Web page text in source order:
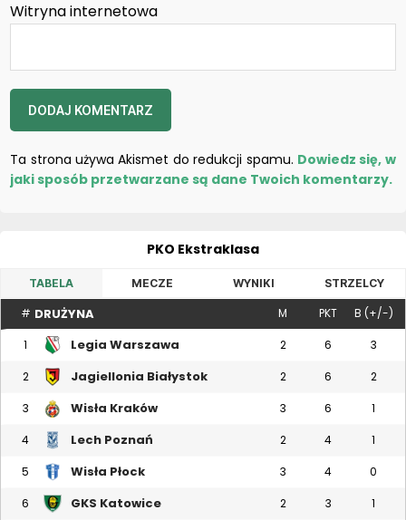
Witryna internetowa
Ta strona używa Akismet do redukcji spamu. Dowiedz się, w
jaki sposób przetwarzane są dane Twoich komentarzy.
PKO Ekstraklasa
TABELA MECZE WYNIKI STRZELCY
# DRUŻYNA M PKT B (+/-)
1 Legia Warszawa 2 6 3
2 Jagiellonia Białystok 2 6 2
3 Wisła Kraków 3 6 1
4 Lech Poznań 2 4 1
5 Wisła Płock 3 4 0
6 GKS Katowice 2 3 1